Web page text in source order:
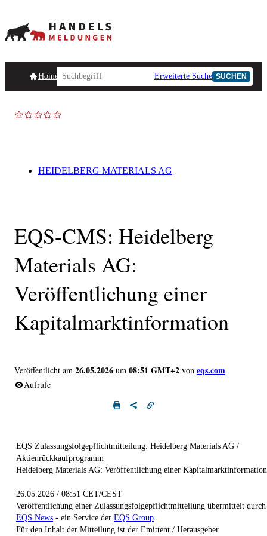
HomepageHandelsmeldungen Ad-Hoc-Meldungen
Erweiterte Suche SUCHEN
HEIDELBERG MATERIALS AG
EQS-CMS: Heidelberg
Materials AG:
Veröffentlichung einer
Kapitalmarktinformation
Veröffentlicht am 26.05.2026 um 08:51 GMT+2 von eqs.com
Aufrufe
EQS Zulassungsfolgepflichtmitteilung: Heidelberg Materials AG /
Aktienrückkaufprogramm
Heidelberg Materials AG: Veröffentlichung einer Kapitalmarktinformation
26.05.2026 / 08:51 CET/CEST
Veröffentlichung einer Zulassungsfolgepflichtmitteilung übermittelt durch
EQS News - ein Service der EQS Group
Für den Inhalt der Mitteilung ist der Emittent / Herausgeber